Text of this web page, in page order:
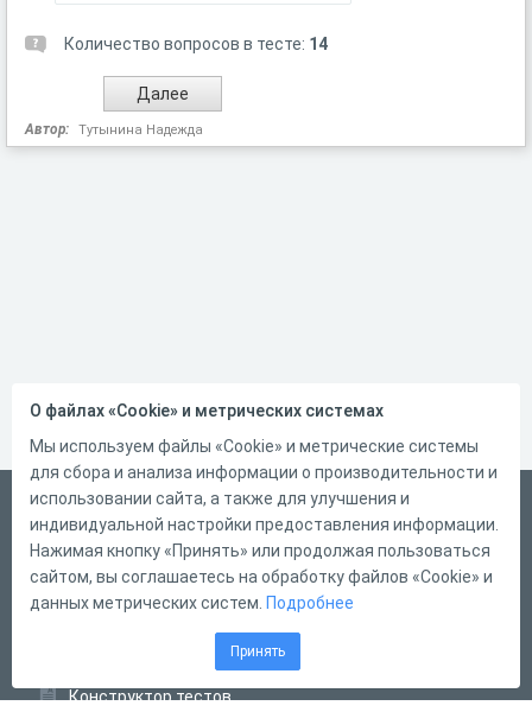
Количество вопросов в тесте: 14
Автор: Тутынина Надежда
Русский
Справка
Форма обратной связи
Конструктор тестов
О файлах «Cookie» и метрических системах
Мы используем файлы «Cookie» и метрические системы
для сбора и анализа информации о производительности и
использовании сайта, а также для улучшения и
индивидуальной настройки предоставления информации.
Нажимая кнопку «Принять» или продолжая пользоваться
сайтом, вы соглашаетесь на обработку файлов «Cookie» и
данных метрических систем. Подробнее
Принять